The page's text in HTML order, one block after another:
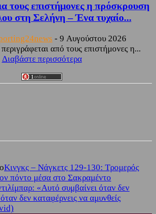
τους επιστήμονες η πρόσκρουση
στη Σελήνη – Ένα τυχαίο...
- 9 Αυγούστου 2026
από τους επιστήμονες η...
Διαβάστε περισσότερα
Κινγκς – Νάγκετς 129-130: Τρομερός
πόντο μέσα στο Σακραμέντο
«Αυτό συμβαίνει όταν δεν
δεν καταφέρνεις να αμυνθείς